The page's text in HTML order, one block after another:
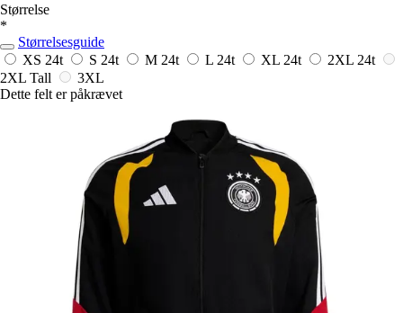
Størrelse
*
Størrelsesguide
XS 24t S 24t M 24t L 24t XL 24t 2XL 24t
2XL Tall
3XL
Dette felt er påkrævet